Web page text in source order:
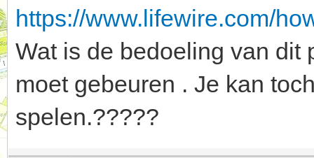
https://www.lifewire.com/
Wat is de bedoeling van dit
moet gebeuren . Je kan
spelen.?????